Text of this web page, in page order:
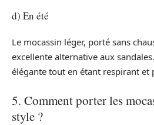
d) En été
Le mocassin léger, porté sans
excellente alternative aux
élégante tout en étant respirant et
5. Comment porter les
style ?